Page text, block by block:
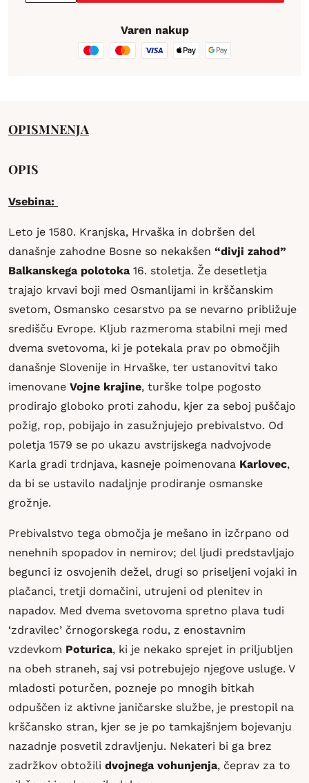
Varen nakup
OPISMNENJA
OPIS
Vsebina:
Leto je 1580. Kranjska, Hrvaška in dobršen del
današnje zahodne Bosne so nekakšen “divji zahod”
Balkanskega polotoka 16. stoletja. Že desetletja
trajajo krvavi boji med Osmanlijami in krščanskim
svetom, Osmansko cesarstvo pa se nevarno približuje
središču Evrope. Kljub razmeroma stabilni meji med
dvema svetovoma, ki je potekala prav po območjih
današnje Slovenije in Hrvaške, ter ustanovitvi tako
imenovane Vojne krajine, turške tolpe pogosto
prodirajo globoko proti zahodu, kjer za seboj puščajo
požig, rop, pobijajo in zasužnjujejo prebivalstvo. Od
poletja 1579 se po ukazu avstrijskega nadvojvode
Karla gradi trdnjava, kasneje poimenovana Karlovec,
da bi se ustavilo nadaljnje prodiranje osmanske
grožnje.
Prebivalstvo tega območja je mešano in izčrpano od
nenehnih spopadov in nemirov; del ljudi predstavljajo
begunci iz osvojenih dežel, drugi so priseljeni vojaki in
plačanci, tretji domačini, utrujeni od plenitev in
napadov. Med dvema svetovoma spretno plava tudi
‘zdravilec’ črnogorskega rodu, z enostavnim
vzdevkom Poturica, ki je nekako sprejet in priljubljen
na obeh straneh, saj vsi potrebujejo njegove usluge. V
mladosti poturčen, pozneje po mnogih bitkah
odpuščen iz aktivne janičarske službe, je prestopil na
krščansko stran, kjer se je po tamkajšnjem bojevanju
nazadnje posvetil zdravljenju. Nekateri bi ga brez
zadržkov obtožili dvojnega vohunjenja, čeprav za to